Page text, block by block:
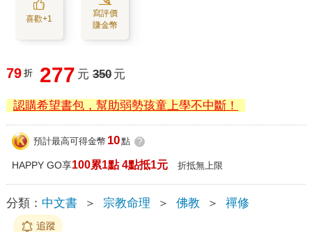
喜歡+1
寫評價
賺金幣
79 折 277 元 350 元
認購希望書包，幫助弱勢孩童上學不中斷！
預計最高可得金幣 10點 ?
HAPPY GO享100累1點 4點抵1元 折抵無上限
分類： 中文書 ＞ 宗教命理 ＞ 佛教 ＞ 禪修
追蹤